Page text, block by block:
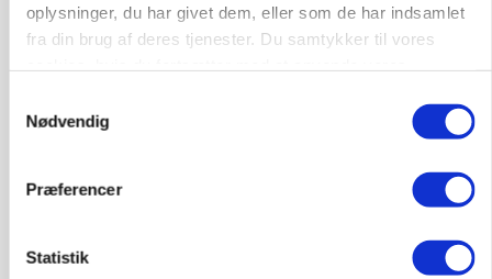
oplysninger, du har givet dem, eller som de har indsamlet
fra din brug af deres tjenester. Du samtykker til vores
Nødvendig
Præferencer
Statistik
Snart kan man søge tilskud til naturprojekter